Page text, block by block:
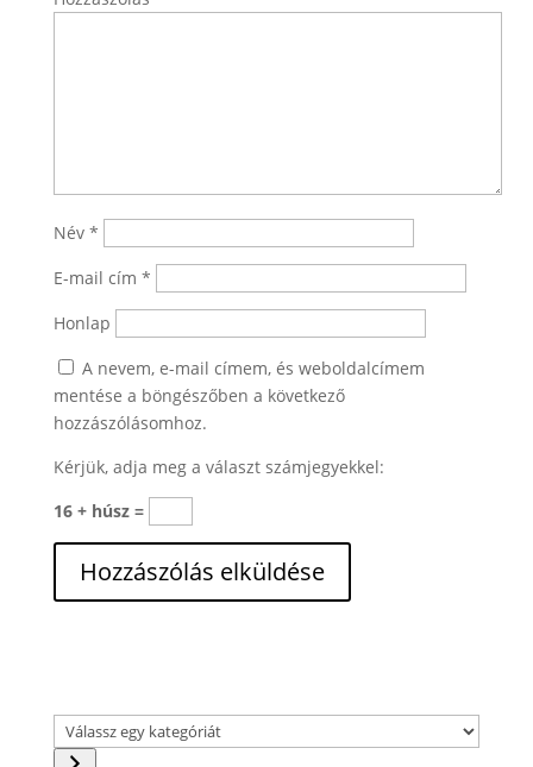
Név *
E-mail cím *
Honlap
A nevem, e-mail címem, és weboldalcímem
mentése a böngészőben a következő
hozzászólásomhoz.
Kérjük, adja meg a választ számjegyekkel:
16 + húsz =
Válassz
egy